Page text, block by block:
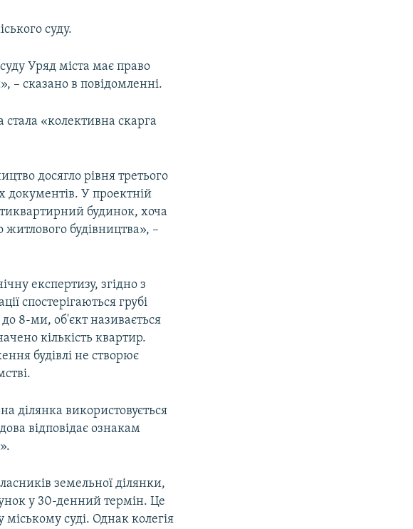
суду.
Уряд міста має право
– сказано в повідомленні.
«колективна скарга
досягло рівня третього
документів. У проектній
будинок, хоча
будівництва», –
експертизу, згідно з
спостерігаються грубі
до 8-ми, об'єкт називається
кількість квартир.
будівлі не створює
ділянка використовується
відповідає ознакам
земельної ділянки,
у 30-денний термін. Це
суді. Однак колегія